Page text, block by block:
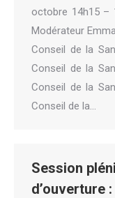
octobre 14h15 –
Modérateur
Conseil de la
Conseil de la
Conseil de la
Conseil de la…
Session
d’ouverture